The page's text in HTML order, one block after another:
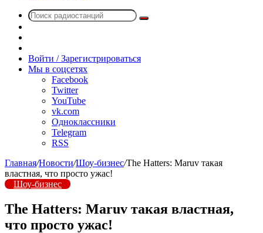
Поиск
радио
Войти / Зарегистрироваться
Мы в соцсетях
Facebook
Twitter
YouTube
vk.com
Одноклассники
Telegram
RSS
Главная/Новости/Шоу-бизнес/The Hatters: Maruv такая
властная, что просто ужас!
Шоу-бизнес
The Hatters: Maruv такая властная,
что просто ужас!